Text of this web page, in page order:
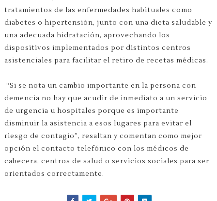
tratamientos de las enfermedades habituales como
diabetes o hipertensión, junto con una dieta saludable y
una adecuada hidratación, aprovechando los
dispositivos implementados por distintos centros
asistenciales para facilitar el retiro de recetas médicas.
“Si se nota un cambio importante en la persona con
demencia no hay que acudir de inmediato a un servicio
de urgencia u hospitales porque es importante
disminuir la asistencia a esos lugares para evitar el
riesgo de contagio”, resaltan y comentan como mejor
opción el contacto telefónico con los médicos de
cabecera, centros de salud o servicios sociales para ser
orientados correctamente.